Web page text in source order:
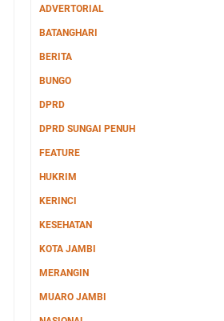
ADVERTORIAL
BATANGHARI
BERITA
BUNGO
DPRD
DPRD SUNGAI PENUH
FEATURE
HUKRIM
KERINCI
KESEHATAN
KOTA JAMBI
MERANGIN
MUARO JAMBI